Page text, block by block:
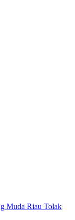
Muda Riau Tolak